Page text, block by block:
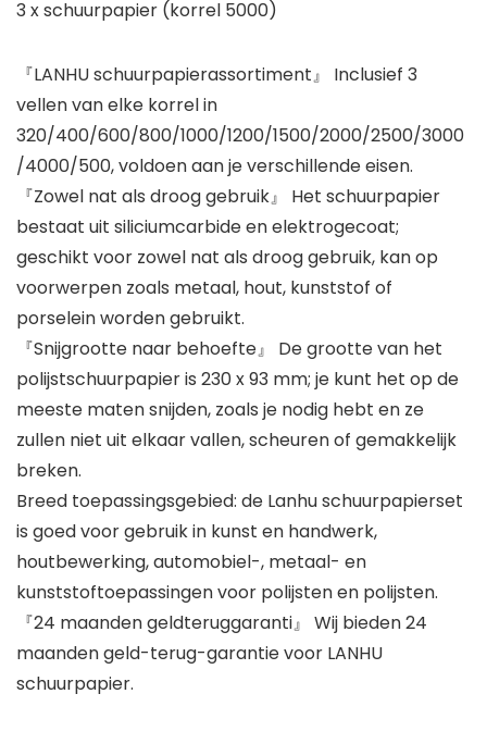
3 x schuurpapier (korrel 5000)
『LANHU schuurpapierassortiment』 Inclusief 3
vellen van elke korrel in
320/400/600/800/1000/1200/1500/2000/2500/3000
/4000/500, voldoen aan je verschillende eisen.
『Zowel nat als droog gebruik』 Het schuurpapier
bestaat uit siliciumcarbide en elektrogecoat;
geschikt voor zowel nat als droog gebruik, kan op
voorwerpen zoals metaal, hout, kunststof of
porselein worden gebruikt.
『Snijgrootte naar behoefte』 De grootte van het
polijstschuurpapier is 230 x 93 mm; je kunt het op de
meeste maten snijden, zoals je nodig hebt en ze
zullen niet uit elkaar vallen, scheuren of gemakkelijk
breken.
Breed toepassingsgebied: de Lanhu schuurpapierset
is goed voor gebruik in kunst en handwerk,
houtbewerking, automobiel-, metaal- en
kunststoftoepassingen voor polijsten en polijsten.
『24 maanden geldteruggaranti』 Wij bieden 24
maanden geld-terug-garantie voor LANHU
schuurpapier.